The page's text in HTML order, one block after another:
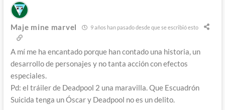
Maje mine marvel 9 años han pasado desde que se escribió esto
A mí me ha encantado porque han contado una historia, un
desarrollo de personajes y no tanta acción con efectos
especiales.
Pd: el tráiler de Deadpool 2 una maravilla. Que Escuadrón
Suicida tenga un Óscar y Deadpool no es un delito.